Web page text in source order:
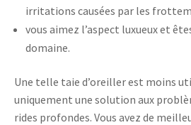
irritations causées par les
vous aimez l’aspect luxueux et
domaine.
Une telle taie d’oreiller est moins
uniquement une solution aux
rides profondes. Vous avez de